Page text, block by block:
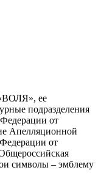
ее
подразделения
от
Апелляционной
от
символы – эмблему